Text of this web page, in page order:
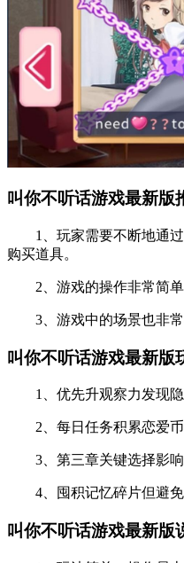
叫你不听话游戏最新版
1、玩家需要不断地通过
购买道具。
2、游戏的操作非常简单
3、游戏中的场景也非常
叫你不听话游戏最新版
1、优先升观察力发现隐
2、每日任务积累恋爱币
3、第三章关键选择影响
4、囤积记忆碎片但避免
叫你不听话游戏最新版